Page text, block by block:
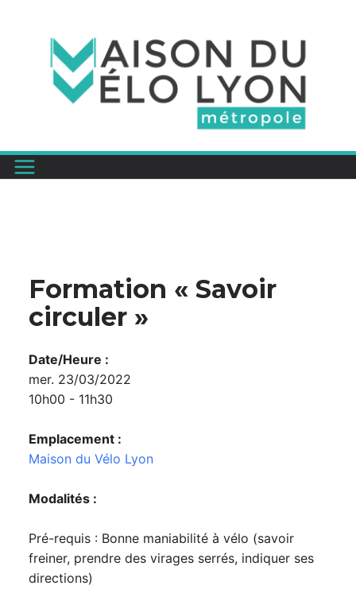
Formation « Savoir
circuler »
Date/Heure :
mer. 23/03/2022
10h00 - 11h30
Emplacement :
Maison du Vélo Lyon
Modalités :
Pré-requis : Bonne maniabilité à vélo (savoir
freiner, prendre des virages serrés, indiquer ses
directions)